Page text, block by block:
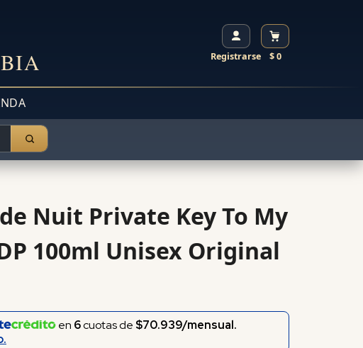
Registrarse $ 0
Nuit Private Key To My
100ml Unisex Original
en 6cuotas de $70.939/mensual.